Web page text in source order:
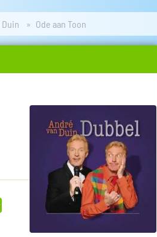
Duin Ode aan Toon